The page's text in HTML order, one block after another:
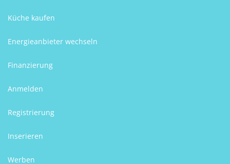
Küche kaufen
Energieanbieter wechseln
Finanzierung
Anmelden
Registrierung
Inserieren
Werben